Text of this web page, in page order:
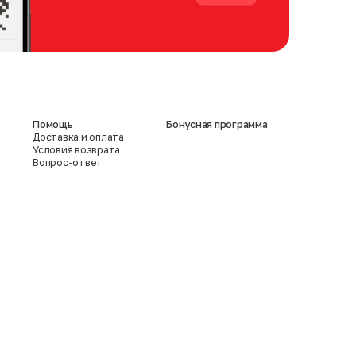
Помощь
Доставка и оплата
Условия возврата
Вопрос-ответ
Бонусная программа